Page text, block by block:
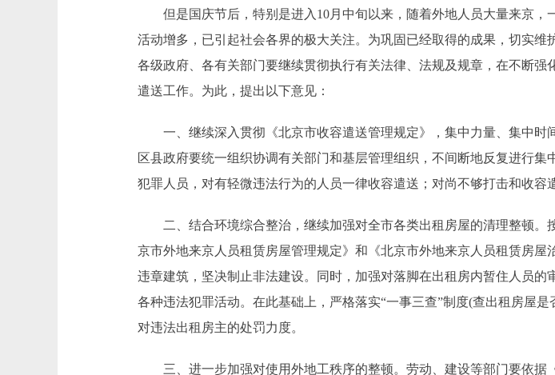
但是国庆节后，特别是进入10月中旬以来，随着外地人员大量来京，
活动增多，已引起社会各界的极大关注。为巩固已经取得的成果，切实
各级政府、各有关部门要继续贯彻执行有关法律、法规及规章，在不断
遣送工作。为此，提出以下意见：
一、继续深入贯彻《北京市收容遣送管理规定》，集中力量、集中时
区县政府要统一组织协调有关部门和基层管理组织，不间断地反复进行
犯罪人员，对有轻微违法行为的人员一律收容遣送；对尚不够打击和收容
二、结合环境综合整治，继续加强对全市各类出租房屋的清理整顿。
京市外地来京人员租赁房屋管理规定》和《北京市外地来京人员租赁房
违章建筑，坚决制止非法建设。同时，加强对落脚在出租房内暂住人员
各种违法犯罪活动。在此基础上，严格落实“一事三查”制度(查出租房屋
对违法出租房主的处罚力度。
三、进一步加强对使用外地工秩序的整顿。劳动、建设等部门要依据